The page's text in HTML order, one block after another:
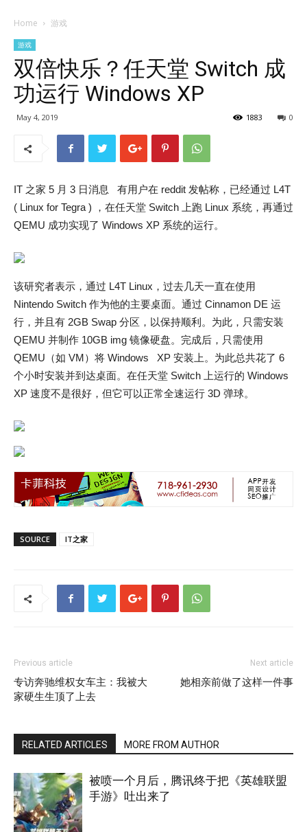
Home 游戏
游戏
双倍快乐？任天堂 Switch 成
功运行 Windows XP
May 4, 2019 0
1883
IT 之家 5 月 3 日消息 有用户在 reddit 发帖称，已经通过 L4T
( Linux for Tegra ) ，在任天堂 Switch 上跑 Linux 系统，再通过
QEMU 成功实现了 Windows XP 系统的运行。
该研究者表示，通过 L4T Linux，过去几天一直在使用
Nintendo Switch 作为他的主要桌面。通过 Cinnamon DE 运
行，并且有 2GB Swap 分区，以保持顺利。为此，只需安装
QEMU 并制作 10GB img 镜像硬盘。完成后，只需使用
QEMU（如 VM）将 Windows XP 安装上。为此总共花了 6
个小时安装并到达桌面。在任天堂 Switch 上运行的 Windows
XP 速度不是很好，但它可以正常全速运行 3D 弹球。
SOURCE IT之家
Previous article
专访奔驰维权女车主：我被大
家硬生生顶了上去
Next article
她相亲前做了这样一件事
RELATED ARTICLES MORE FROM AUTHOR
被喷一个月后，腾讯终于把《英雄联盟
手游》吐出来了